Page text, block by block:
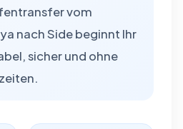
vom
nach Side beginnt Ihr
sicher und ohne